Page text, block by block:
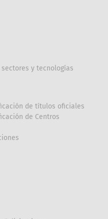
y tecnologías
de títulos oficiales
de Centros